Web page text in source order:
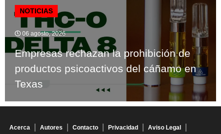
NOTICIAS
06 agosto, 2026
Empresas rechazan la prohibición de
productos psicoactivos del cáñamo en
Texas
Acerca Autores Contacto Privacidad Aviso Legal